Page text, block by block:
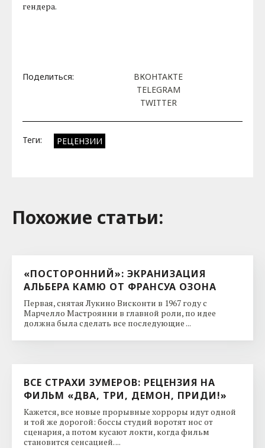
гендера.
Поделиться:
ВКОНТАКТЕ
TELEGRAM
TWITTER
Теги: РЕЦЕНЗИИ
Похожие cтатьи:
«ПОСТОРОННИЙ»: ЭКРАНИЗАЦИЯ
АЛЬБЕРА КАМЮ ОТ ФРАНСУА ОЗОНА
Первая, снятая Лукино Висконти в 1967 году с
Марчелло Мастроянни в главной роли, по идее
должна была сделать все последующие ...
ВСЕ СТРАХИ ЗУМЕРОВ: РЕЦЕНЗИЯ НА
ФИЛЬМ «ДВА, ТРИ, ДЕМОН, ПРИДИ!»
Кажется, все новые прорывные хорроры идут одной
и той же дорогой: боссы студий воротят нос от
сценария, а потом кусают локти, когда фильм
становится сенсацией. ...